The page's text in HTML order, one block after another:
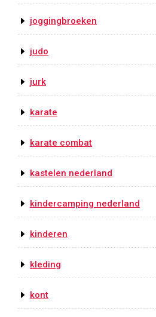
joggingbroeken
judo
jurk
karate
karate combat
kastelen nederland
kindercamping nederland
kinderen
kleding
kont